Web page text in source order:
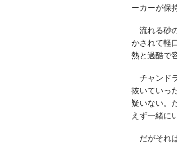
ーカーが保
流れる砂
かされて軽
熱と過酷で
チャンド
抜いていっ
疑いない。
えず一緒に
だがそれ